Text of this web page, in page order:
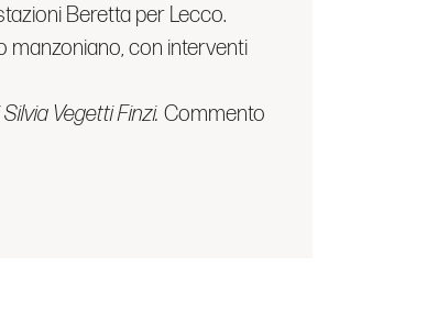
Beretta per Lecco.
manzoniano, con interventi
Silvia Vegetti Finzi. Commento